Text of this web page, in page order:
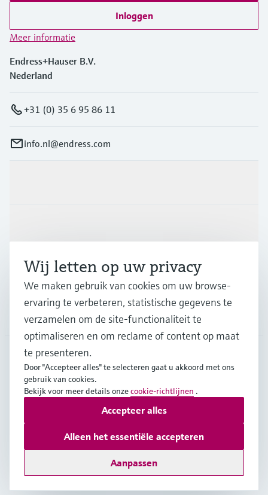
Inloggen
Meer informatie
Endress+Hauser B.V.
Nederland
+31 (0) 35 6 95 86 11
info.nl@endress.com
Support
NLD•Nederlands
Copyright © Endress+Hauser Group Services AG
Gebruiksvoorwaarden
Data Protection
Wij letten op uw privacy
We maken gebruik van cookies om uw browse-
ervaring te verbeteren, statistische gegevens te
verzamelen om de site-functionaliteit te
optimaliseren en om reclame of content op maat
te presenteren.
Door "Accepteer alles" te selecteren gaat u akkoord met ons
gebruik van cookies.
Bekijk voor meer details onzecookie-richtlijnen .
Aanpassen
Alleen het essentiële accepteren
Accepteer alles